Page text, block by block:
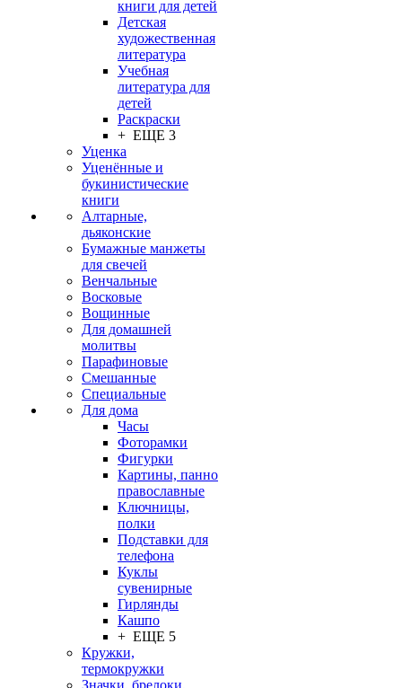
книги для детей
Детская
художественная
литература
Учебная
литература для
детей
Раскраски
+ ЕЩЕ 3
Уценка
Уценённые и
букинистические
книги
Алтарные,
дьяконские
Бумажные манжеты
для свечей
Венчальные
Восковые
Вощинные
Для домашней
молитвы
Парафиновые
Смешанные
Специальные
Для дома
Часы
Фоторамки
Фигурки
Картины, панно
православные
Ключницы,
полки
Подставки для
телефона
Куклы
сувенирные
Гирлянды
Кашпо
+ ЕЩЕ 5
Кружки,
термокружки
Значки, брелоки,